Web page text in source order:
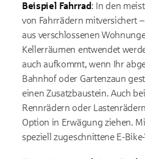
Beispiel Fahrrad: In den
von Fahrrädern mitversichert
aus verschlossenen
Kellerräumen entwendet
auch aufkommt, wenn Ihr
Bahnhof oder Gartenzaun
einen Zusatzbaustein. Auch
Rennrädern oder
Option in Erwägung ziehen.
speziell zugeschnittene E-